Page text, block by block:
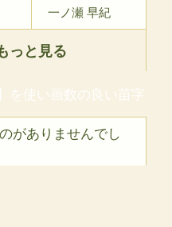
一ノ瀬 早紀
っと見る
を使い画数の良い苗字
がありませんでし